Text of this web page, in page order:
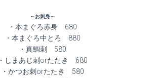
～お刺身～
・本まぐろ赤身 680
・本まぐろ中とろ 880
・真鯛刺 580
・しまあじ刺orたたき 680
・かつお刺orたたき 580